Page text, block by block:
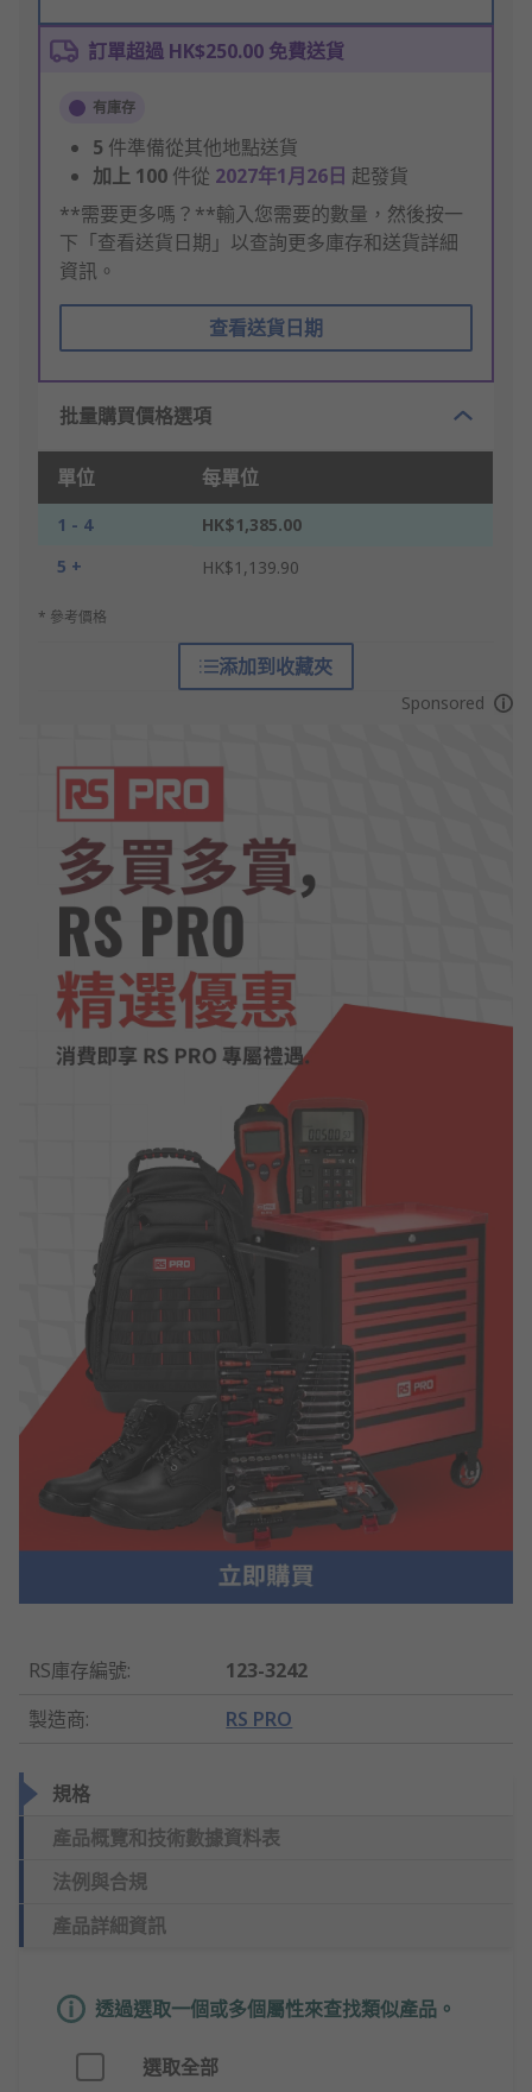
訂單超過 HK$250.00 免費送貨
有庫存
5 件準備從其他地點送貨
加上 100 件從 2027年1月26日 起發貨
**需要更多嗎？**輸入您需要的數量，然後按一
下「查看送貨日期」以查詢更多庫存和送貨詳細
資訊。
查看送貨日期
批量購買價格選項
單位 每單位
1 - 4
HK$1,385.00
5 +
HK$1,139.90
* 參考價格
添加到收藏夾
Sponsored
RS庫存編號:
123-3242
製造商: RS PRO
規格
產品概覽和技術數據資料表
法例與合規
產品詳細資訊
透過選取一個或多個屬性來查找類似產品。
選取全部